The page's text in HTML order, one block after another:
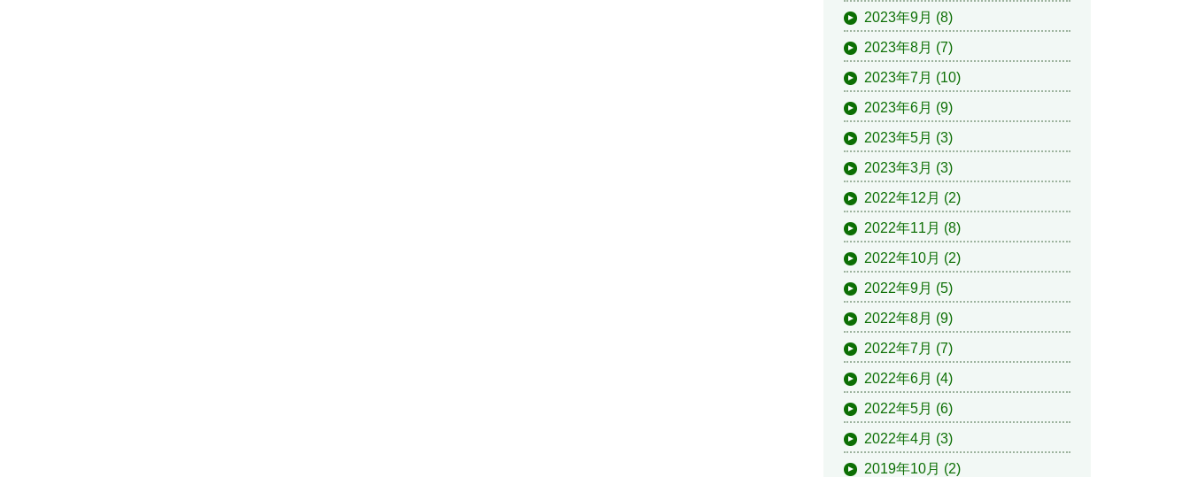
2023年9月 (8)
2023年8月 (7)
2023年7月 (10)
2023年6月 (9)
2023年5月 (3)
2023年3月 (3)
2022年12月 (2)
2022年11月 (8)
2022年10月 (2)
2022年9月 (5)
2022年8月 (9)
2022年7月 (7)
2022年6月 (4)
2022年5月 (6)
2022年4月 (3)
2019年10月 (2)